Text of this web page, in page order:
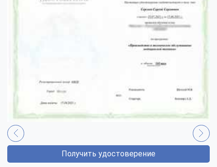
Получить удостоверение